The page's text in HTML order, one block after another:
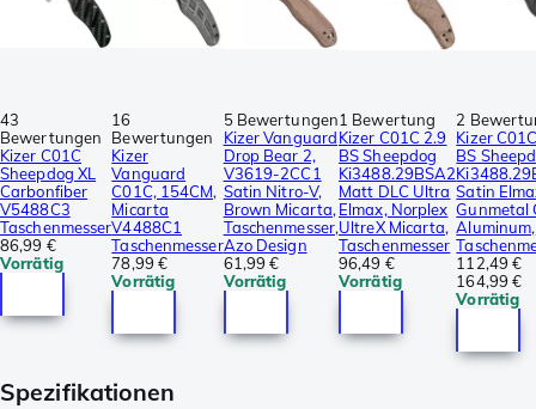
43
Bewertungen
Kizer C01C
Sheepdog XL
Carbonfiber
V5488C3
Taschenmesser
86,99 €
Vorrätig
16
Bewertungen
Kizer
Vanguard
C01C, 154CM,
Micarta
V4488C1
Taschenmesser
78,99 €
Vorrätig
5 Bewertungen
Kizer Vanguard
Drop Bear 2,
V3619-2CC1
Satin Nitro-V,
Brown Micarta,
Taschenmesser,
Azo Design
61,99 €
Vorrätig
1 Bewertung
Kizer C01C 2.9
BS Sheepdog
Ki3488.29BSA2
Matt DLC Ultra
Elmax, Norplex
UltreX Micarta,
Taschenmesser
96,49 €
Vorrätig
2
Kizer
BS
Satin
Gunmetal
Aluminum,
112,49 €
164,99 €
Vorrätig
Spezifikationen